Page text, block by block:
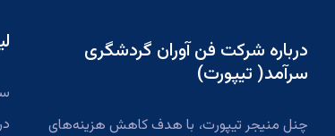
درباره شرکت فن آوران گردشگری
سرآمد( تیپورت)
چنل منیجر تیپورت، با هدف کاهش هزینه‌های